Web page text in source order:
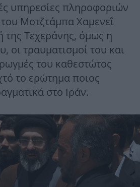
υπηρεσίες πληροφοριών
Μοτζτάμπα Χαμενεΐ
της Τεχεράνης, όμως η
οι τραυματισμοί του και
του καθεστώτος
το ερώτημα ποιος
στο Ιράν.